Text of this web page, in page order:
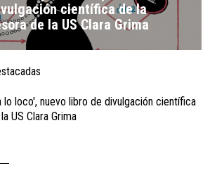
científica de la
de la US Clara Grima
lo loco', nuevo libro de divulgación científica
US Clara Grima